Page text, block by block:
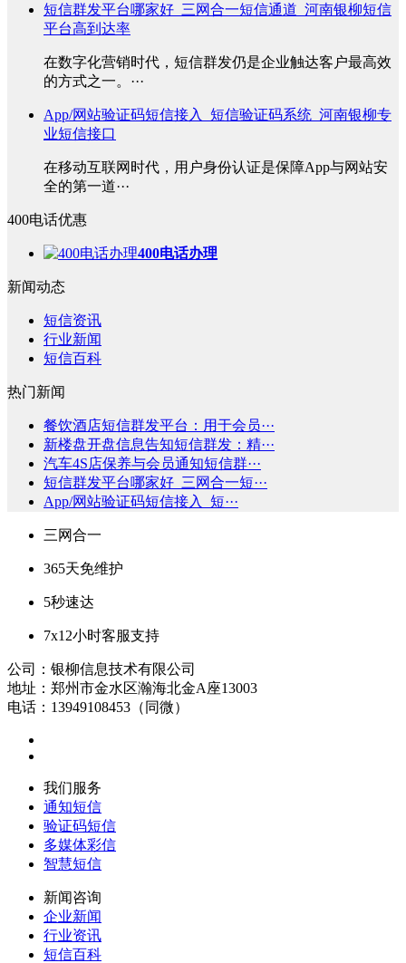
短信群发平台哪家好_三网合一短信通道_河南银柳短信
平台高到达率
在数字化营销时代，短信群发仍是企业触达客户最高效
的方式之一。···
App/网站验证码短信接入_短信验证码系统_河南银柳专
业短信接口
在移动互联网时代，用户身份认证是保障App与网站安
全的第一道···
400电话优惠
400电话办理
新闻动态
短信资讯
行业新闻
短信百科
热门新闻
餐饮酒店短信群发平台：用于会员···
新楼盘开盘信息告知短信群发：精···
汽车4S店保养与会员通知短信群···
短信群发平台哪家好_三网合一短···
App/网站验证码短信接入_短···
三网合一
365天免维护
5秒速达
7x12小时客服支持
公司：银柳信息技术有限公司
地址：郑州市金水区瀚海北金A座13003
电话：13949108453（同微）
我们服务
通知短信
验证码短信
多媒体彩信
智慧短信
新闻咨询
企业新闻
行业资讯
短信百科